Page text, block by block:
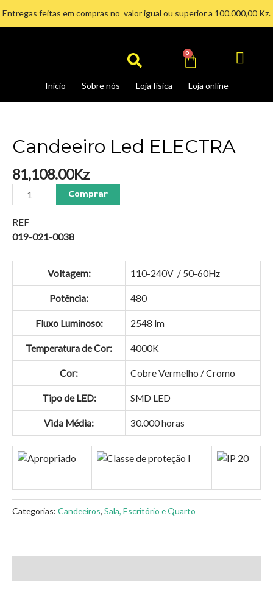
Entregas feitas em compras no valor igual ou superior a 100.000,00 Kz.
Search
Início Sobre nós Loja física Loja online
0
Candeeiro Led ELECTRA
81,108.00Kz
ELECTRA
quantidade
Comprar
REF
019-021-0038
Voltagem: 110-240V / 50-60Hz
Potência: 480
Fluxo Luminoso: 2548 lm
Temperatura de Cor: 4000K
Cor: Cobre Vermelho / Cromo
Tipo de LED: SMD LED
Vida Média: 30.000 horas
Categorias: Candeeiros, Sala, Escritório e Quarto